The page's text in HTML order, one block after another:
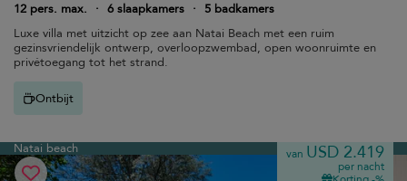
12 pers. max.
· 6 slaapkamers ·
5 badkamers
Luxe villa met uitzicht op zee aan Natai Beach met een ruim
gezinsvriendelijk ontwerp, overloopzwembad, open woonruimte en
privétoegang tot het strand.
Ontbijt
Natai beach van USD 2.419
per nacht